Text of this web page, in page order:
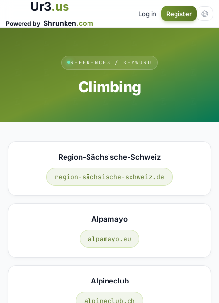
Ur3.us
Powered by Shrunken.com
Log in Register
REFERENCES / KEYWORD
Climbing
Region-Sächsische-Schweiz
region-sächsische-schweiz.de
Alpamayo
alpamayo.eu
Alpineclub
alpineclub.ch